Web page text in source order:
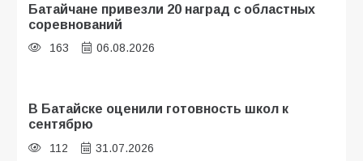
Батайчане привезли 20 наград с областных
соревнований
163 06.08.2026
В Батайске оценили готовность школ к
сентябрю
112 31.07.2026